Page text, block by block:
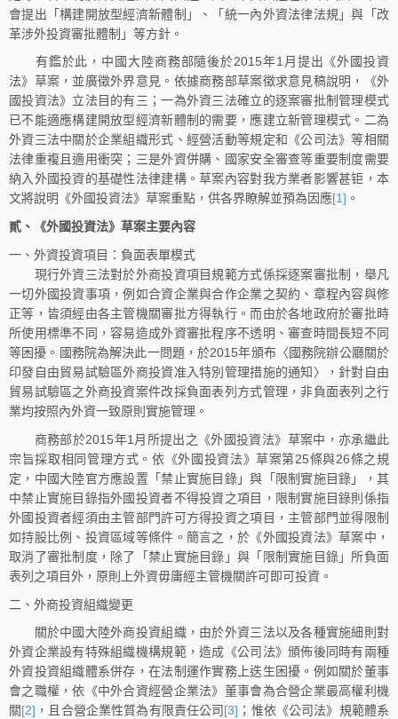
會提出「構建開放型經濟新體制」、「統一內外資法律法規」與「改
革涉外投資審批體制」等方針。
有鑑於此，中國大陸商務部隨後於2015年1月提出《外國投資
法》草案，並廣徵外界意見。依據商務部草案徵求意見稿說明，《外
國投資法》立法目的有三；一為外資三法確立的逐案審批制管理模式
已不能適應構建開放型經濟新體制的需要，應建立新管理模式。二為
外資三法中關於企業組織形式、經營活動等規定和《公司法》等相關
法律重複且適用衝突；三是外資併購、國家安全審查等重要制度需要
納入外國投資的基礎性法律建構。草案內容對我方業者影響甚钜，本
文將說明《外國投資法》草案重點，供各界瞭解並預為因應[1] 。
貳、《外國投資法》草案主要內容
一、外資投資項目：負面表單模式
現行外資三法對於外商投資項目規範方式係採逐案審批制，舉凡
一切外國投資事項，例如合資企業與合作企業之契約、章程內容與修
正等，皆須經由各主管機關審批方得執行。而由於各地政府於審批時
所使用標準不同，容易造成外資審批程序不透明、審查時間長短不同
等困擾。國務院為解決此一問題，於2015年頒布〈國務院辦公廳關於
印發自由貿易試驗區外商投資准入特別管理措施的通知〉，針對自由
貿易試驗區之外商投資案件改採負面表列方式管理，非負面表列之行
業均按照內外資一致原則實施管理。
商務部於2015年1月所提出之《外國投資法》草案中，亦承繼此
宗旨採取相同管理方式。依《外國投資法》草案第25條與26條之規
定，中國大陸官方應設置「禁止實施目錄」與「限制實施目錄」，其
中禁止實施目錄指外國投資者不得投資之項目，限制實施目錄則係指
外國投資者經須由主管部門許可方得投資之項目，主管部門並得限制
如持股比例、投資區域等條件。簡言之，於《外國投資法》草案中，
取消了審批制度，除了「禁止實施目錄」與「限制實施目錄」所負面
表列之項目外，原則上外資毋庸經主管機關許可即可投資。
二、外商投資組織變更
關於中國大陸外商投資組織，由於外資三法以及各種實施細則對
外資企業設有特殊組織機構規範，造成《公司法》頒佈後同時有兩種
外資投資組織體系併存，在法制運作實務上迭生困擾。例如關於董事
會之職權，依《中外合資經營企業法》董事會為合營企業最高權利機
關[2] ，且合營企業性質為有限責任公司[3] ；惟依《公司法》規範體系